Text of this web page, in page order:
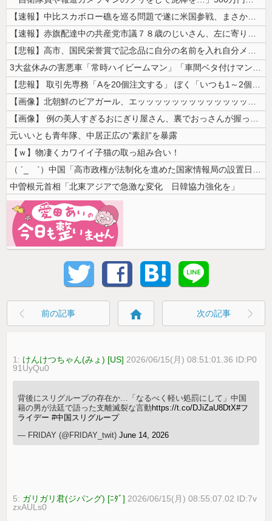
【速報】中比スカボロー礁を巡る問題で遂に米国参戦、まさかのこっち擁護で...
【速報】赤旗配達中の共産党市議７８歳のじいさん、左に寄りすぎたか車で民...
【悲報】高市、国民栄誉賞で記念品に自分の名前を入れ自分メインのPV撮影...
3大盆休みの害悪車「常時ハイビームマン」「車間ベタ付けマン」「法定速度...
【悲報】 取引先専務「Aを20個注文する」 ぼく「いつも1～2個しか使...
【画像】北朝鮮のビアガール、エッッッッッッッッッッッッッッッッッ！
【画像】 例の美人すぎるおにぎり屋さん、裏でおっさんが握っていたｗｗｗ...
元いいとも青年隊、中居正広の”素顔”を暴露
【ｗ】物凄くカワイイ子猫の取っ組み合い！
（ ´_ゝ`）中国「高市政権が法制化を進めた国家情報局の設置日が7月3...
中曽根元首相「北東アジアで急激な変化 日韓協力強化を」
前の記事 home 次の記事
1: けんけつちゃん(みょ) [US] 2026/06/15(月) 08:51:01.36 ID:P0
91UyQu0
背後にスリグループの存在か…「なるべく軽い処罰にして」中国
籍の男が法廷で語った支離滅裂な言動 https://t.co/DJiZaU8DtX#フ
ライデー #中国スリグループ
— FRIDAY (@FRIDAY_twit)June 14, 2026
5: ガリガリ君(ジパング) [ﾆﾀﾞ] 2026/06/15(月) 08:55:07.02 ID:7v
zxAULs0